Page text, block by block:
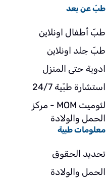
طبّ عن بعد
طبّ أطفال اونلاين
طبّ جلد اونلاين
ادوية حتى المنزل
استشارة طبّية 24/7
لئوميت MOM - مركز
الحمل والولادة
معلومات طبية
تحديد الحقوق
الحمل والولادة